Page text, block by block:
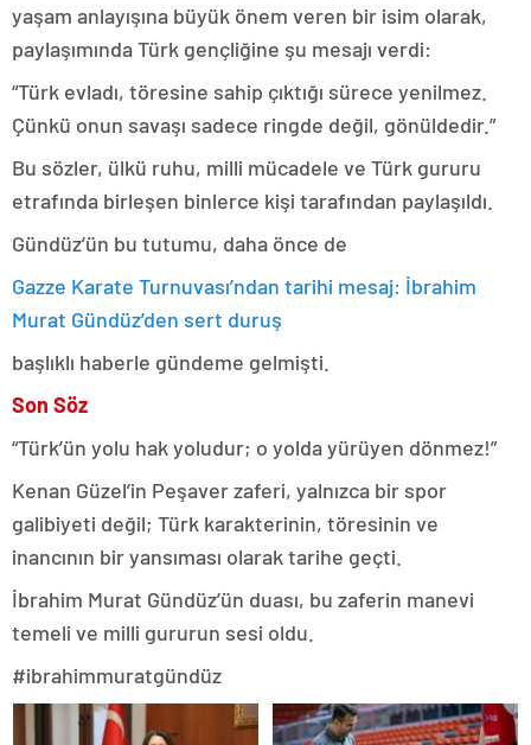
yaşam anlayışına büyük önem veren bir isim olarak,
paylaşımında Türk gençliğine şu mesajı verdi:
“Türk evladı, töresine sahip çıktığı sürece yenilmez.
Çünkü onun savaşı sadece ringde değil, gönüldedir.”
Bu sözler, ülkü ruhu, milli mücadele ve Türk gururu
etrafında birleşen binlerce kişi tarafından paylaşıldı.
Gündüz’ün bu tutumu, daha önce de
Gazze Karate Turnuvası’ndan tarihi mesaj: İbrahim
Murat Gündüz’den sert duruş
başlıklı haberle gündeme gelmişti.
Son Söz
“Türk’ün yolu hak yoludur; o yolda yürüyen dönmez!”
Kenan Güzel’in Peşaver zaferi, yalnızca bir spor
galibiyeti değil; Türk karakterinin, töresinin ve
inancının bir yansıması olarak tarihe geçti.
İbrahim Murat Gündüz’ün duası, bu zaferin manevi
temeli ve milli gururun sesi oldu.
#ibrahimmuratgündüz